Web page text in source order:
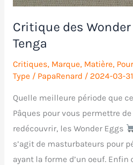
Critique des Wonder
Tenga
Critiques, Marque, Matière,
Type / PapaRenard / 2024-03-31
Quelle meilleure période que
Pâques pour vous permettre
redécouvrir, les Wonder Eggs
s’agit de masturbateurs pour
ayant la forme d’un oeuf. Enfin